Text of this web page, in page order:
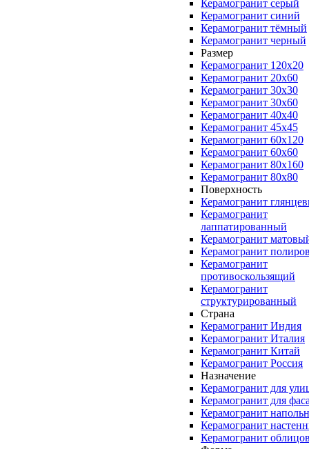
Керамогранит серый
Керамогранит синий
Керамогранит тёмный
Керамогранит черный
Размер
Керамогранит 120x20
Керамогранит 20x60
Керамогранит 30x30
Керамогранит 30x60
Керамогранит 40x40
Керамогранит 45x45
Керамогранит 60x120
Керамогранит 60x60
Керамогранит 80x160
Керамогранит 80x80
Поверхность
Керамогранит
Керамогранит
лаппатированный
Керамогранит
Керамогранит
Керамогранит
противоскользящий
Керамогранит
структурированный
Страна
Керамогранит Индия
Керамогранит Италия
Керамогранит Китай
Керамогранит Россия
Назначение
Керамогранит для
Керамогранит для
Керамогранит
Керамогранит
Керамогранит